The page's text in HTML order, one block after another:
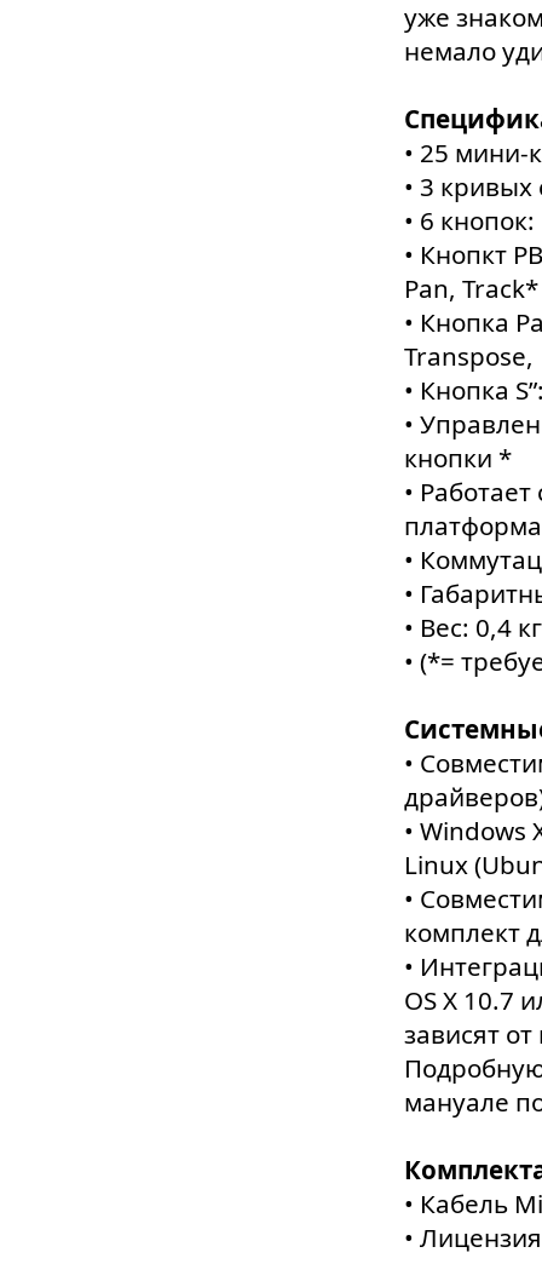
уже
немало
• 25 мини-
• 3
• 6
• Кнопкт
Pan,
• Кнопка
• Кнопка
•
кнопки *
•
•
•
• Вес: 0,4
• (*=
•
• Windows
Linux
•
комплект
•
OS X 10.7
зависят
мануале
• Кабель
•